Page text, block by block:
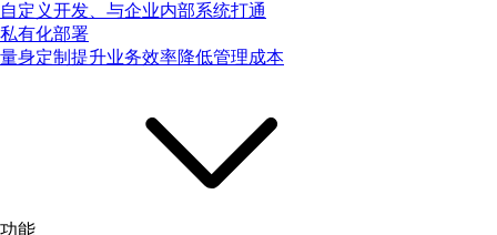
自定义开发、与企业内部系统打通
私有化部署
量身定制提升业务效率降低管理成本
功能